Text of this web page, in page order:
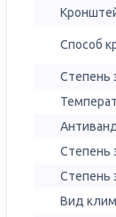
Способ
Степень
Степень
Степень
Вид